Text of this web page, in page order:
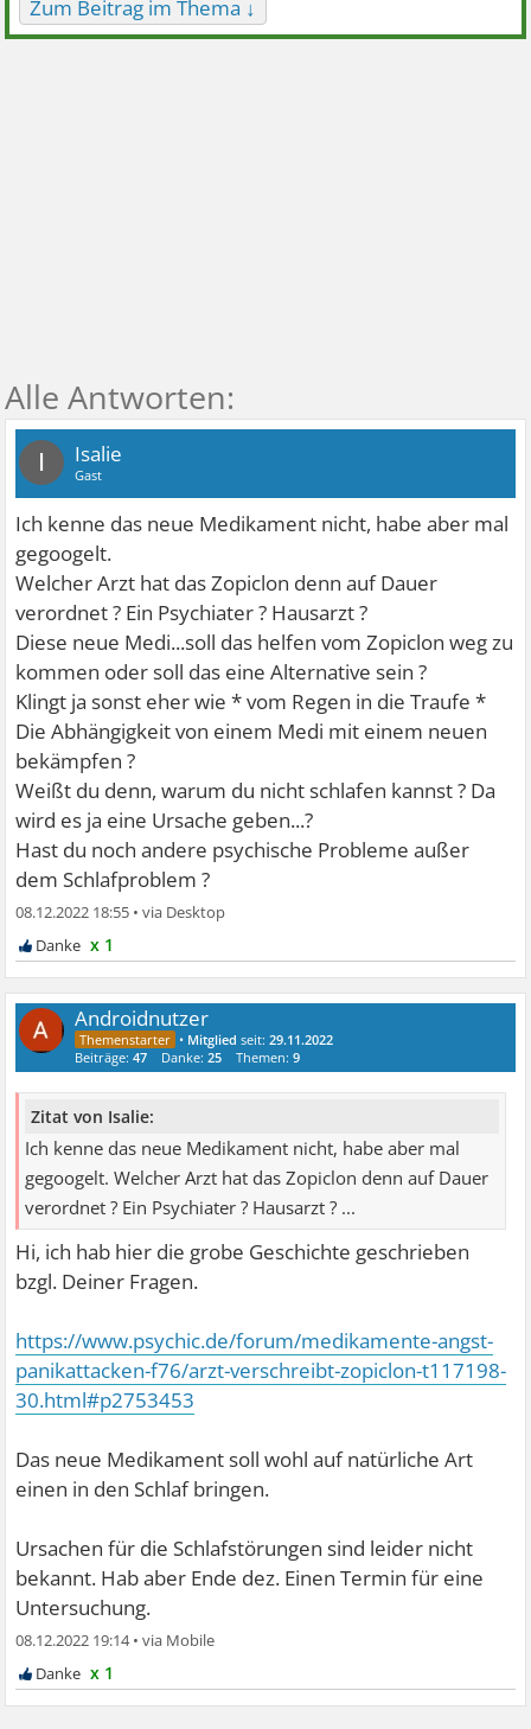
Zum Beitrag im Thema ↓
I Isalie
Gast
Ich kenne das neue Medikament nicht, habe aber mal
gegoogelt.
Welcher Arzt hat das Zopiclon denn auf Dauer
verordnet ? Ein Psychiater ? Hausarzt ?
Diese neue Medi...soll das helfen vom Zopiclon weg zu
kommen oder soll das eine Alternative sein ?
Klingt ja sonst eher wie * vom Regen in die Traufe *
Die Abhängigkeit von einem Medi mit einem neuen
bekämpfen ?
Weißt du denn, warum du nicht schlafen kannst ? Da
wird es ja eine Ursache geben...?
Hast du noch andere psychische Probleme außer
dem Schlafproblem ?
08.12.2022 18:55 •
x 1
Androidnutzer
• Mitglied seit:29.11.2022
Beiträge:47 Danke:25 Themen:9
Zitat von Isalie:
Ich kenne das neue Medikament nicht, habe aber mal
gegoogelt. Welcher Arzt hat das Zopiclon denn auf Dauer
verordnet ? Ein Psychiater ? Hausarzt ? ...
Hi, ich hab hier die grobe Geschichte geschrieben
bzgl. Deiner Fragen.
https://www.psychic.de/forum/medikamente-angst-
panikattacken-f76/arzt-verschreibt-zopiclon-t117198-
30.html#p2753453
Das neue Medikament soll wohl auf natürliche Art
einen in den Schlaf bringen.
Ursachen für die Schlafstörungen sind leider nicht
bekannt. Hab aber Ende dez. Einen Termin für eine
Untersuchung.
08.12.2022 19:14•
x 1